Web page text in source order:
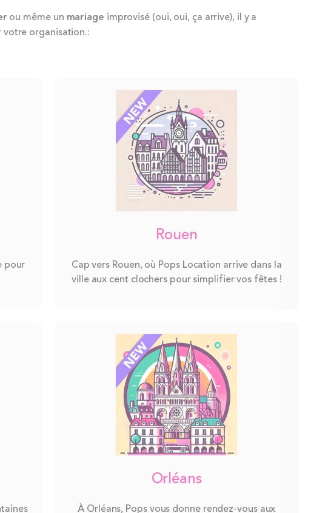
ou même un mariage improvisé (oui, oui, ça arrive), il y a
votre organisation.:
pour
Rouen
Cap vers Rouen, où Pops Location arrive dans la
ville aux cent clochers pour simplifier vos fêtes !
Orléans
À Orléans, Pops vous donne rendez-vous aux